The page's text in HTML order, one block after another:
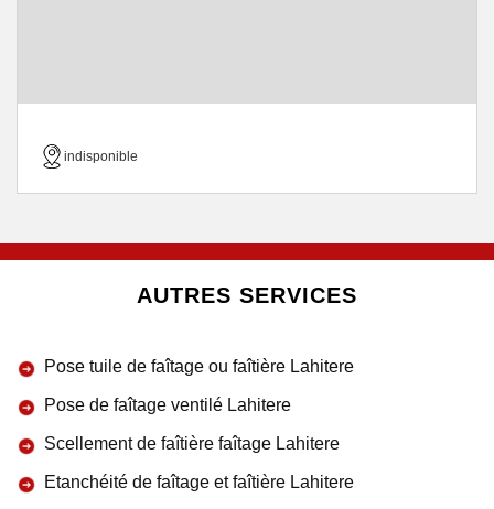
indisponible
AUTRES SERVICES
Pose tuile de faîtage ou faîtière Lahitere
Pose de faîtage ventilé Lahitere
Scellement de faîtière faîtage Lahitere
Etanchéité de faîtage et faîtière Lahitere